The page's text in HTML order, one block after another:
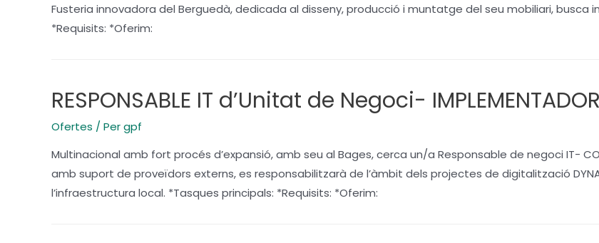
Fusteria innovadora del Berguedà, dedicada al disseny, producció i muntatge del seu mobiliari, busca
*Requisits: *Oferim:
RESPONSABLE IT d’Unitat de Negoci-
Ofertes / Pergpf
Multinacional amb fort procés d’expansió, amb seu al Bages, cerca un/a Responsable de negoci IT-
amb suport de proveïdors externs, es responsabilitzarà de l’àmbit dels projectes de digitalització
l’infraestructura local. *Tasques principals: *Requisits: *Oferim: